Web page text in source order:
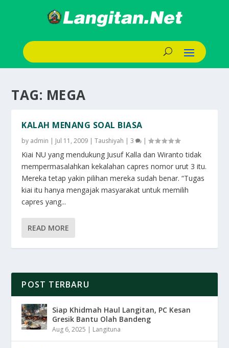
TAG: MEGA
KALAH MENANG SOAL BIASA
by admin | Jul 11, 2009 |Taushiyah |3 |
Kiai NU yang mendukung Jusuf Kalla dan Wiranto tidak
mempermasalahkan kekalahan capres nomor urut 3 itu.
Mereka tetap yakin pilihan mereka sudah benar. “Tugas
kiai itu hanya mengajak masyarakat untuk memilih
capres yang...
READ MORE
POST TERBARU
Siap Khidmah Haul Langitan, PC Kesan
Gresik Bantu Olah Bandeng
Aug 6, 2025 | Langituna